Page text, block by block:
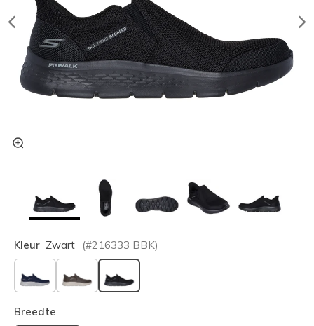
Kleur Zwart (#216333 BBK)
geselecteerd
Breedte